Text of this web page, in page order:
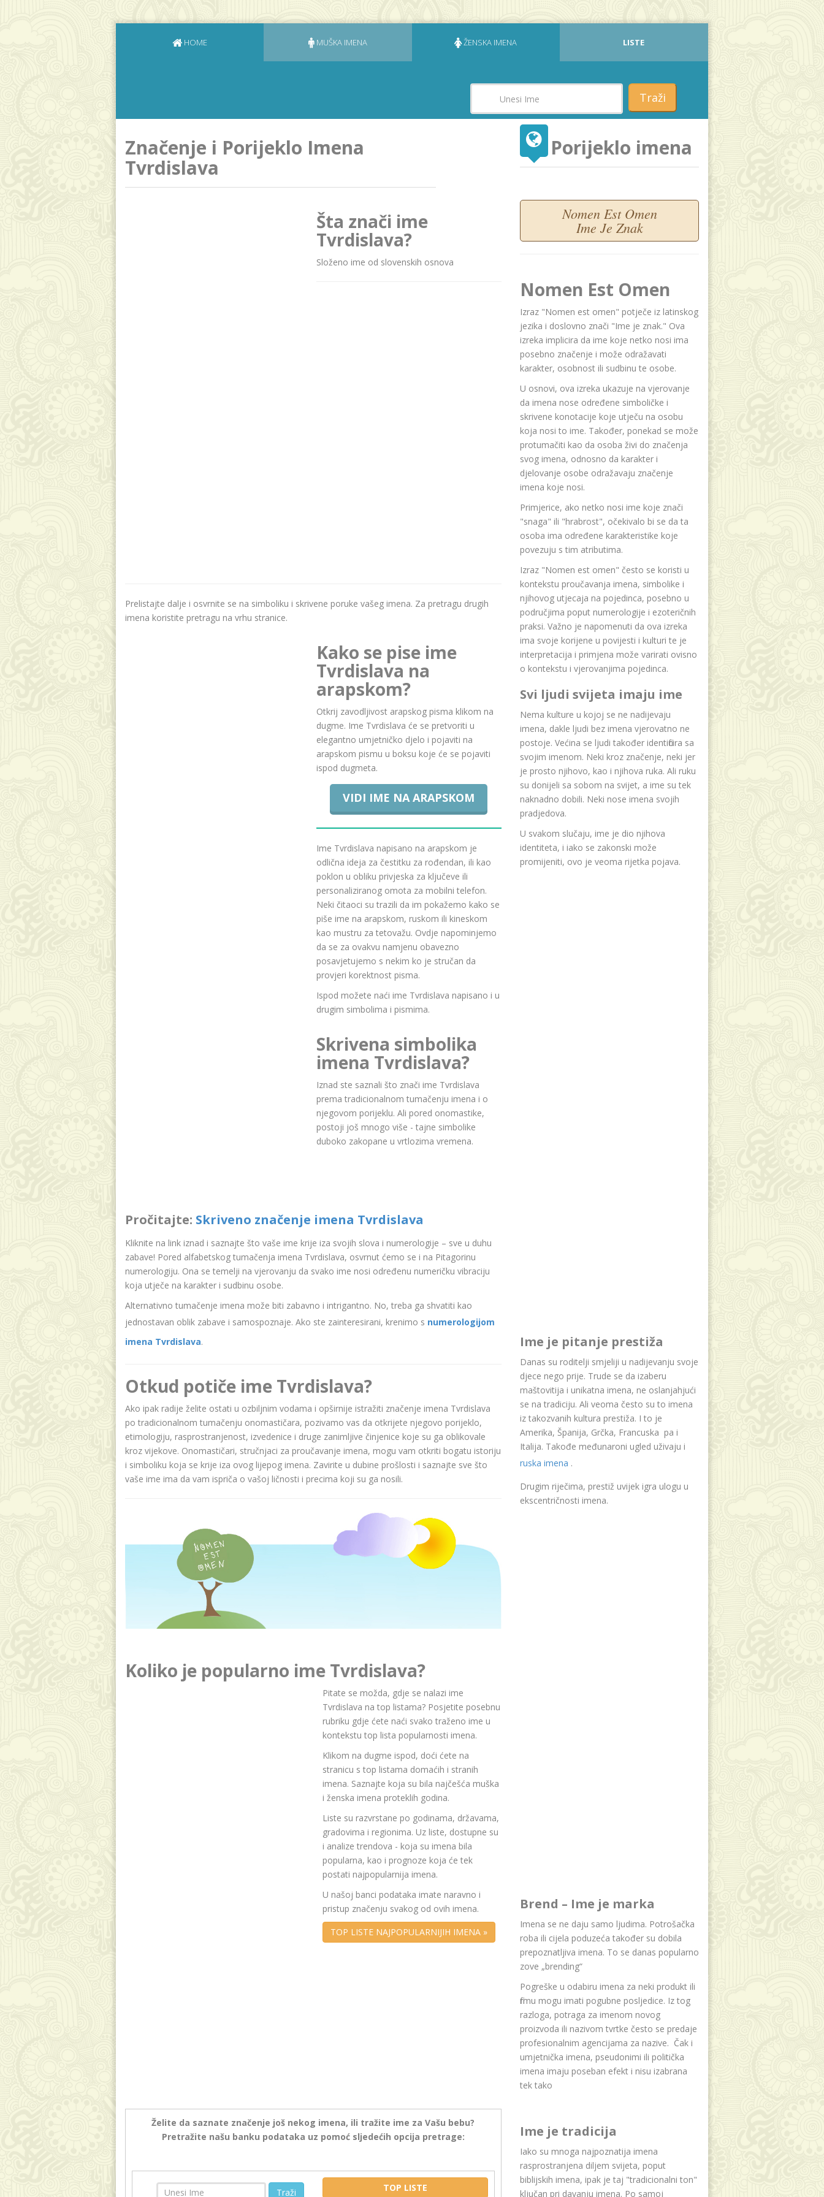
HOME MUŠKA IMENA ŽENSKA IMENA LISTE
Traži
Značenje i Porijeklo Imena
Tvrdislava
Šta znači ime
Tvrdislava?
Složeno ime od slovenskih osnovа
Prelistajte dalje i osvrnite se na simboliku i skrivene poruke vašeg imena. Za pretragu drugih
imena koristite pretragu na vrhu stranice.
Kako se pise ime
Tvrdislava na
arapskom?
Otkrij zavodljivost arapskog pisma klikom na
dugme. Ime Tvrdislava će se pretvoriti u
elegantno umjetničko djelo i pojaviti na
arapskom pismu u boksu koje će se pojaviti
ispod dugmeta.
VIDI IME NA ARAPSKOM
Ime Tvrdislava napisano na arapskom je
odlična ideja za čestitku za rođendan, ili kao
poklon u obliku privjeska za ključeve ili
personaliziranog omota za mobilni telefon.
Neki čitaoci su trazili da im pokažemo kako se
piše ime na arapskom, ruskom ili kineskom
kao mustru za tetovažu. Ovdje napominjemo
da se za ovakvu namjenu obavezno
posavjetujemo s nekim ko je stručan da
provjeri korektnost pisma.
Ispod možete naći ime Tvrdislava napisano i u
drugim simbolima i pismima.
Skrivena simbolika
imena Tvrdislava?
Iznad ste saznali što znači ime Tvrdislava
prema tradicionalnom tumačenju imena i o
njegovom porijeklu. Ali pored onomastike,
postoji još mnogo više - tajne simbolike
duboko zakopane u vrtlozima vremena.
Pročitajte: Skriveno značenje imena Tvrdislava
Kliknite na link iznad i saznajte što vaše ime krije iza svojih slova i numerologije – sve u duhu
zabave! Pored alfabetskog tumačenja imena Tvrdislava, osvrnut ćemo se i na Pitagorinu
numerologiju. Ona se temelji na vjerovanju da svako ime nosi određenu numeričku vibraciju
koja utječe na karakter i sudbinu osobe.
Alternativno tumačenje imena može biti zabavno i intrigantno. No, treba ga shvatiti kao
jednostavan oblik zabave i samospoznaje. Ako ste zainteresirani, krenimo s numerologijom
imena Tvrdislava.
Otkud potiče ime Tvrdislava?
Ako ipak radije želite ostati u ozbiljnim vodama i opširnije istražiti značenje imena Tvrdislava
po tradicionalnom tumačenju onomastičara, pozivamo vas da otkrijete njegovo porijeklo,
etimologiju, rasprostranjenost, izvedenice i druge zanimljive činjenice koje su ga oblikovale
kroz vijekove. Onomastičari, stručnjaci za proučavanje imena, mogu vam otkriti bogatu istoriju
i simboliku koja se krije iza ovog lijepog imena. Zavirite u dubine prošlosti i saznajte sve što
vaše ime ima da vam ispriča o vašoj ličnosti i precima koji su ga nosili.
Koliko je popularno ime Tvrdislava?
Pitate se možda, gdje se nalazi ime
Tvrdislava na top listama? Posjetite posebnu
rubriku gdje ćete naći svako traženo ime u
kontekstu top lista popularnosti imena.
Klikom na dugme ispod, doći ćete na
stranicu s top listama domaćih i stranih
imena. Saznajte koja su bila najčešća muška
i ženska imena proteklih godina.
Liste su razvrstane po godinama, državama,
gradovima i regionima. Uz liste, dostupne su
i analize trendova - koja su imena bila
popularna, kao i prognoze koja će tek
postati najpopularnija imena.
U našoj banci podataka imate naravno i
pristup značenju svakog od ovih imena.
TOP LISTE NAJPOPULARNIJIH IMENA »
Želite da saznate značenje još nekog imena, ili tražite ime za Vašu bebu?
Pretražite našu banku podataka uz pomoć sljedećih opcija pretrage:
Traži TOP LISTE
Porijeklo imena
Nomen Est Omen
Ime Je Znak
Nomen Est Omen
Izraz "Nomen est omen" potječe iz latinskog
jezika i doslovno znači "Ime je znak." Ova
izreka implicira da ime koje netko nosi ima
posebno značenje i može odražavati
karakter, osobnost ili sudbinu te osobe.
U osnovi, ova izreka ukazuje na vjerovanje
da imena nose određene simboličke i
skrivene konotacije koje utječu na osobu
koja nosi to ime. Također, ponekad se može
protumačiti kao da osoba živi do značenja
svog imena, odnosno da karakter i
djelovanje osobe odražavaju značenje
imena koje nosi.
Primjerice, ako netko nosi ime koje znači
"snaga" ili "hrabrost", očekivalo bi se da ta
osoba ima određene karakteristike koje
povezuju s tim atributima.
Izraz "Nomen est omen" često se koristi u
kontekstu proučavanja imena, simbolike i
njihovog utjecaja na pojedinca, posebno u
područjima poput numerologije i ezoteričnih
praksi. Važno je napomenuti da ova izreka
ima svoje korijene u povijesti i kulturi te je
interpretacija i primjena može varirati ovisno
o kontekstu i vjerovanjima pojedinca.
Svi ljudi svijeta imaju ime
Nema kulture u kojoj se ne nadijevaju
imena, dakle ljudi bez imena vjerovatno ne
postoje. Većina se ljudi također identificira sa
svojim imenom. Neki kroz značenje, neki jer
je prosto njihovo, kao i njihova ruka. Ali ruku
su donijeli sa sobom na svijet, a ime su tek
naknadno dobili. Neki nose imena svojih
pradjedova.
U svakom slučaju, ime je dio njihova
identiteta, i iako se zakonski može
promijeniti, ovo je veoma rijetka pojava.
Ime je pitanje prestiža
Danas su roditelji smjeliji u nadijevanju svoje
djece nego prije. Trude se da izaberu
maštovitija i unikatna imena, ne oslanjahjući
se na tradiciju. Ali veoma često su to imena
iz takozvanih kultura prestiža. I to je
Amerika, Španija, Grčka, Francuska pa i
Italija. Takođe međunaroni ugled uživaju i
ruska imena .
Drugim riječima, prestiž uvijek igra ulogu u
ekscentričnosti imena.
Brend – Ime je marka
Imena se ne daju samo ljudima. Potrošačka
roba ili cijela poduzeća također su dobila
prepoznatljiva imena. To se danas popularno
zove „brending“
Pogreške u odabiru imena za neki produkt ili
firmu mogu imati pogubne posljedice. Iz tog
razloga, potraga za imenom novog
proizvoda ili nazivom tvrtke često se predaje
profesionalnim agencijama za nazive. Čak i
umjetnička imena, pseudonimi ili politička
imena imaju poseban efekt i nisu izabrana
tek tako
Ime je tradicija
Iako su mnoga najpoznatija imena
rasprostranjena diljem svijeta, poput
biblijskih imena, ipak je taj "tradicionalni ton"
ključan pri davanju imena. Po samoj